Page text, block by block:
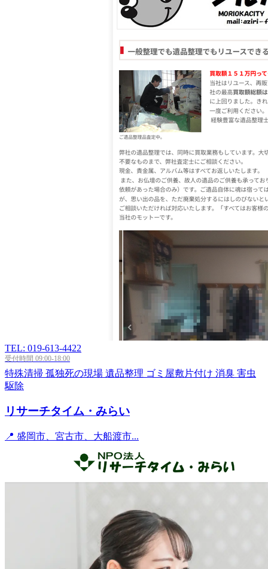
TEL: 019-613-4422
受付時間 09:00-18:00
特殊清掃 孤独死の現場 遺品整理 ゴミ屋敷片付け 消臭 害虫
駆除
リサーチタイム・みらい
📍 盛岡市、宮古市、大船渡市...